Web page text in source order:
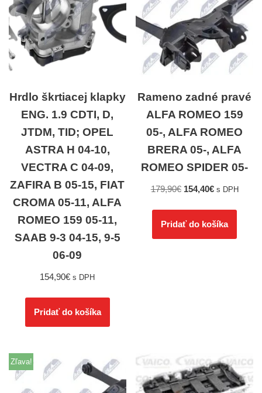
Hrdlo škrtiacej klapky
ENG. 1.9 CDTI, D,
JTDM, TID; OPEL
ASTRA H 04-10,
VECTRA C 04-09,
ZAFIRA B 05-15, FIAT
CROMA 05-11, ALFA
ROMEO 159 05-11,
SAAB 9-3 04-15, 9-5
06-09
154,90€ s DPH
Pridať do košíka
Rameno zadné pravé
ALFA ROMEO 159
05-, ALFA ROMEO
BRERA 05-, ALFA
ROMEO SPIDER 05-
179,90€ 154,40€ s DPH
Pridať do košíka
Zľava!